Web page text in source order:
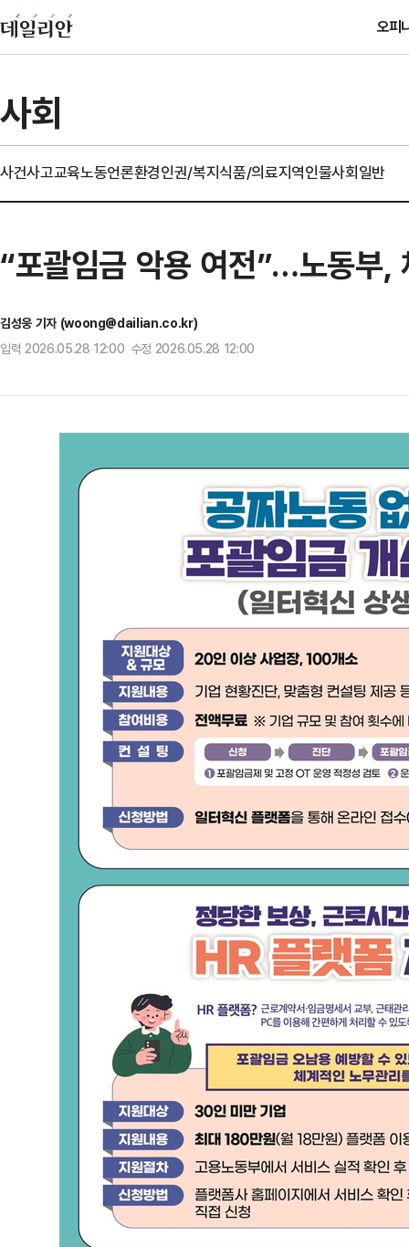
오피
사회
사건사고교육노동언론환경인권/복지식품/의료지역인물사회일반
“포괄임금 악용 여전”…노동부,
김성웅 기자 (woong@dailian.co.kr)
입력 2026.05.28 12:00 수정 2026.05.28 12:00